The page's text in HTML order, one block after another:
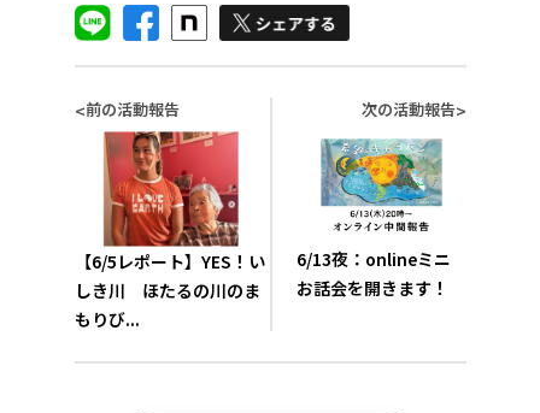
<前の活動報告
【6/5レポート】YES！い
しき川 ほたるの川のま
もりび...
6/13夜：onlineミニ
お話会を開きます！
次の活動報告>